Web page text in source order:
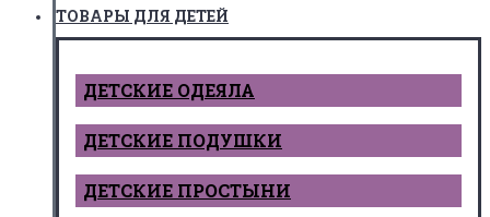
ТОВАРЫ ДЛЯ ДЕТЕЙ
ДЕТCКИЕ ОДЕЯЛА
ДЕТСКИЕ ПОДУШКИ
ДЕТСКИЕ ПРОСТЫНИ